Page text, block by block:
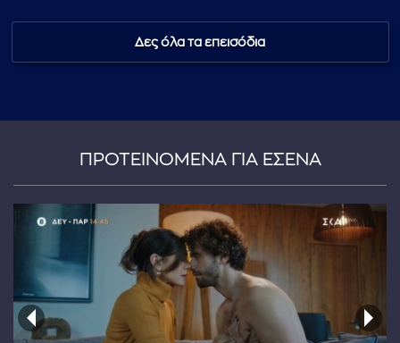
...πληκτρολογήστε κείμενο προς αναζήτηση
Δες όλα τα επεισόδια
ΠΡΟΤΕΙΝΟΜΕΝΑ ΓΙΑ ΕΣΕΝΑ